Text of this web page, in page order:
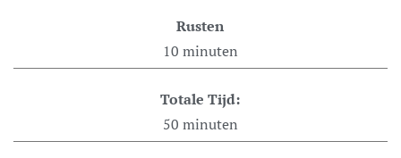
Rusten
10 minuten
Totale Tijd:
50 minuten